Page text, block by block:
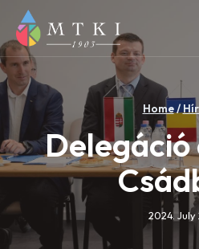
content
Home/
2024. July